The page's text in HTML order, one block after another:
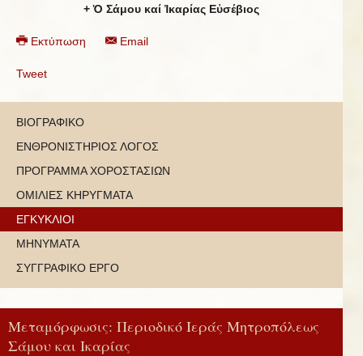
+ Ὁ Σάμου καί Ἰκαρίας Εὐσέβιος
Εκτύπωση Email
Tweet
ΒΙΟΓΡΑΦΙΚΟ
ΕΝΘΡΟΝΙΣΤΗΡΙΟΣ ΛΟΓΟΣ
ΠΡΟΓΡΑΜΜΑ ΧΟΡΟΣΤΑΣΙΩΝ
ΟΜΙΛΙΕΣ ΚΗΡΥΓΜΑΤΑ
ΕΓΚΥΚΛΙΟΙ
ΜΗΝΥΜΑΤΑ
ΣΥΓΓΡΑΦΙΚΟ ΕΡΓΟ
Μεταμόρφωσις: Περιοδικό Ιεράς Μητροπόλεως
Σάμου και Ικαρίας